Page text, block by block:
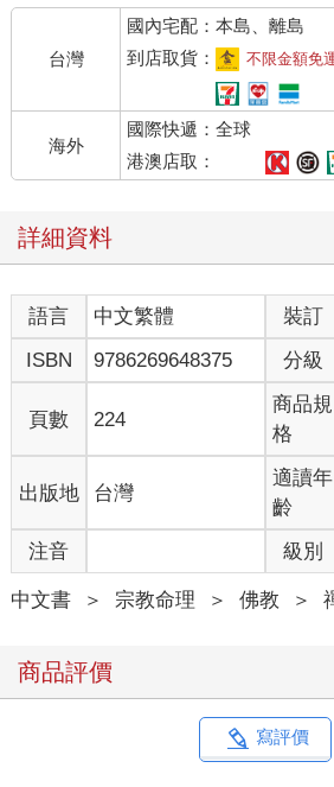
台灣
國內宅配：本島、離島
到店取貨：
不限金額免
海外
國際快遞：全球
港澳店取：
詳細資料
語言 中文繁體 裝訂
ISBN
9786269648375 分級
頁數 224
商品規
格
出版地 台灣
適讀年
齡
注音 級別
中文書 ＞ 宗教命理 ＞ 佛教 ＞
商品評價
寫評價